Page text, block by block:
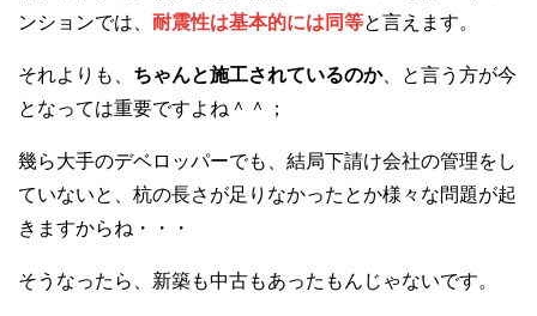
ンションでは、 耐震性は基本的には同等と言えます。
それよりも、 ちゃんと施工されているのか、と言う方が今
となっては重要ですよね＾＾；
幾ら大手のデベロッパーでも、結局下請け会社の管理をし
ていないと、杭の長さが足りなかったとか様々な問題が起
きますからね・・・
そうなったら、新築も中古もあったもんじゃないです。